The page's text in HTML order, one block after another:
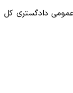
دادگستری کل